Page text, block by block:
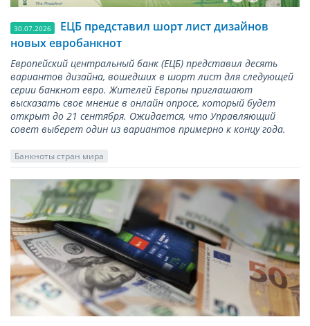
30.07.2026
ЕЦБ представил шорт лист дизайнов
новых евробанкнот
Европейский центральный банк (ЕЦБ) представил десять
вариантов дизайна, вошедших в шорт лист для следующей
серии банкнот евро. Жителей Европы приглашают
высказать свое мнение в онлайн опросе, который будет
открыт до 21 сентября. Ожидается, что Управляющий
совет выберет один из вариантов примерно к концу года.
Банкноты стран мира